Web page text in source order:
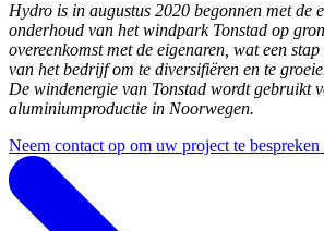
Hydro is in augustus 2020 begonnen met de
onderhoud van het windpark Tonstad op
overeenkomst met de eigenaren, wat een
van het bedrijf om te diversifiëren en te
De windenergie van Tonstad wordt gebruikt
aluminiumproductie in Noorwegen.
Neem contact op om uw project te bespreken